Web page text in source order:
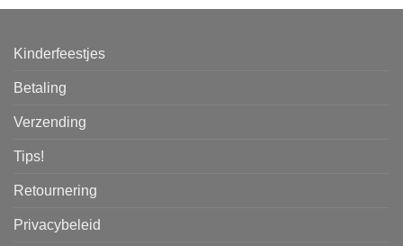
Kinderfeestjes
Betaling
Verzending
Tips!
Retournering
Privacybeleid